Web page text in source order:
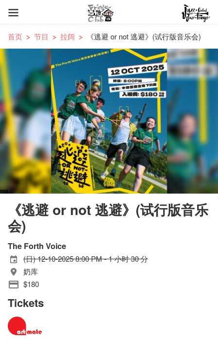
首页 节目 拉阔 《逃避 or not 逃避》(试行版音乐会)
《逃避 or not 逃避》(试行版音乐
会)
The Forth Voice
(日) 12-10-2025 8:00 PM - 1 小时 30 分
奶库
$180
Tickets